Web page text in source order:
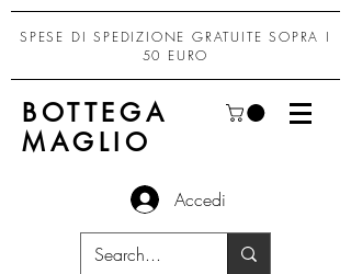
SPESE DI SPEDIZIONE GRATUITE SOPRA I
50 EURO
BOTTEGA
MAGLIO
Accedi